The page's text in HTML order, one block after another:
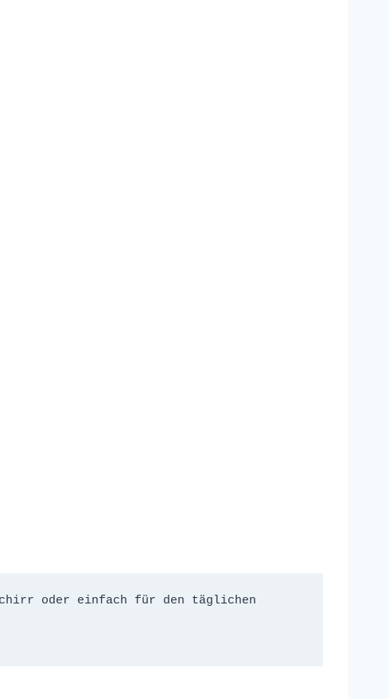
oder einfach für den täglichen